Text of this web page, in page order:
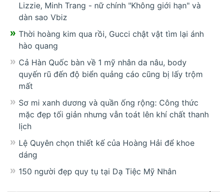
Lizzie, Minh Trang - nữ chính "Không giới hạn" và
dàn sao Vbiz
Thời hoàng kim qua rồi, Gucci chật vật tìm lại ánh
hào quang
Cả Hàn Quốc bàn về 1 mỹ nhân da nâu, body
quyến rũ đến độ biển quảng cáo cũng bị lấy trộm
mất
Sơ mi xanh dương và quần ống rộng: Công thức
mặc đẹp tối giản nhưng vẫn toát lên khí chất thanh
lịch
Lệ Quyên chọn thiết kế của Hoàng Hải để khoe
dáng
150 người đẹp quy tụ tại Dạ Tiệc Mỹ Nhân